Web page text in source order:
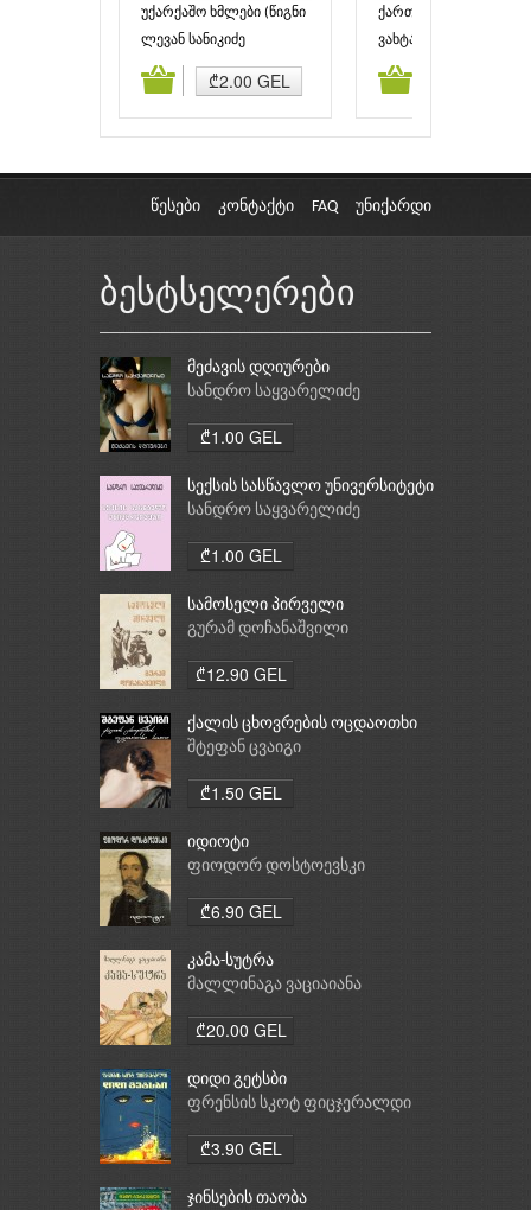
უქარქაშო ხმლები (წიგნი
III)
ლევან სანიკიძე
₾2.00 GEL
ქართლის ცხოვრების
ქრონიკები (წიგნი III)
ვახტანგ ჭელიძე
კალათაში დამატება კალათაში
წესები კონტაქტი FAQ უნიქარდი
ბესტსელერები
მეძავის დღიურები
სანდრო საყვარელიძე
₾1.00 GEL
სექსის სასწავლო უნივერსიტეტი
სანდრო საყვარელიძე
₾1.00 GEL
სამოსელი პირველი
გურამ დოჩანაშვილი
₾12.90 GEL
ქალის ცხოვრების ოცდაოთხი
საათი
შტეფან ცვაიგი
₾1.50 GEL
იდიოტი
ფიოდორ დოსტოევსკი
₾6.90 GEL
კამა-სუტრა
მალლინაგა ვაციაიანა
₾20.00 GEL
დიდი გეტსბი
ფრენსის სკოტ ფიცჯერალდი
₾3.90 GEL
ჯინსების თაობა